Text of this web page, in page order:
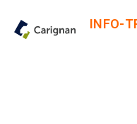
INFO-